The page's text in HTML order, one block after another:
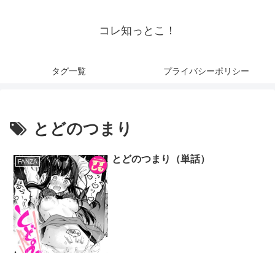
コレ知っとこ！
タグ一覧 プライバシーポリシー
とどのつまり
FANZA とどのつまり（単話）